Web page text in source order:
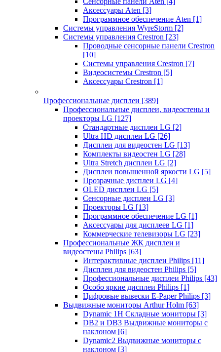
Аксессуары Aten [3]
Программное обеспечение Aten [1]
Системы управления WyreStorm [2]
Системы управления Crestron [23]
Проводные сенсорные панели Crestron
[10]
Системы управления Crestron [7]
Видеосистемы Crestron [5]
Аксессуары Crestron [1]
Профессиональные дисплеи [389]
Профессиональные дисплеи, видеостены и
проекторы LG [127]
Стандартные дисплеи LG [2]
Ultra HD дисплеи LG [26]
Дисплеи для видеостен LG [13]
Комплекты видеостен LG [28]
Ultra Stretch дисплеи LG [2]
Дисплеи повышенной яркости LG [5]
Прозрачные дисплеи LG [4]
OLED дисплеи LG [5]
Сенсорные дисплеи LG [3]
Проекторы LG [13]
Программное обеспечение LG [1]
Аксессуары для дисплеев LG [1]
Коммерческие телевизоры LG [23]
Профессиональные ЖК дисплеи и
видеостены Philips [63]
Интерактивные дисплеи Philips [11]
Дисплеи для видеостен Philips [5]
Профессиональные дисплеи Philips [43]
Особо яркие дисплеи Philips [1]
Цифровые вывески E-Paper Philips [3]
Выдвижные мониторы Arthur Holm [63]
Dynamic 1Н Складные мониторы [3]
DB2 и DB3 Выдвижные мониторы с
наклоном [6]
Dynamic2 Выдвижные мониторы с
наклоном [3]